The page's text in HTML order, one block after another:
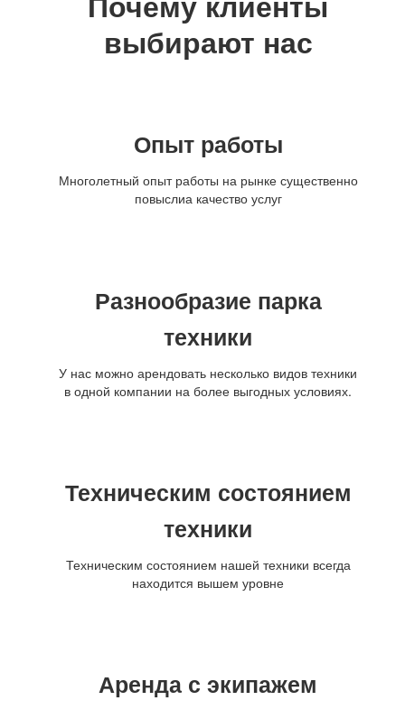
выбирают нас
Опыт работы
Многолетный опыт работы на рынке существенно
повыслиа качество услуг
Разнообразие парка
техники
У нас можно арендовать несколько видов техники
в одной компании на более выгодных условиях.
Техническим состоянием
техники
Техническим состоянием нашей техники всегда
находится вышем уровне
Аренда с экипажем